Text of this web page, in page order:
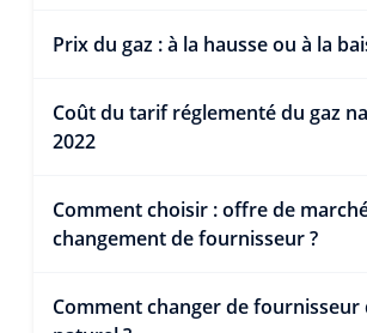
Prix du gaz : à la hausse ou à la
Coût du tarif réglementé du gaz
2022
Comment choisir : offre de
changement de fournisseur ?
Comment changer de fournisseur